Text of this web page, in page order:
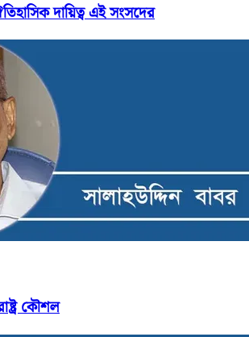
দায়িত্ব এই সংসদের
কৌশল